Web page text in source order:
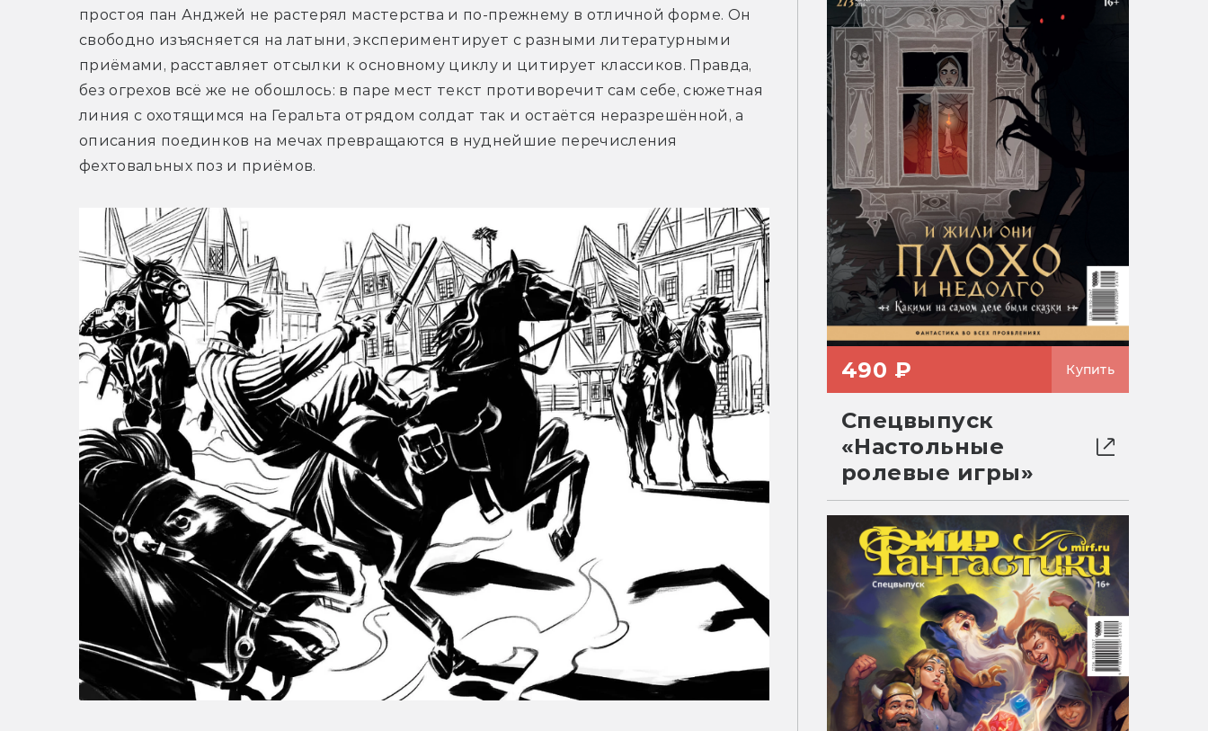
простоя пан Анджей не растерял мастерства и по-прежнему в отличной форме. Он
свободно изъясняется на латыни, экспериментирует с разными литературными
приёмами, расставляет отсылки к основному циклу и цитирует классиков. Правда,
без огрехов всё же не обошлось: в паре мест текст противоречит сам себе, сюжетная
линия с охотящимся на Геральта отрядом солдат так и остаётся неразрешённой, а
описания поединков на мечах превращаются в нуднейшие перечисления
фехтовальных поз и приёмов.
490 ₽ Купить
Спецвыпуск
«Настольные
ролевые игры»